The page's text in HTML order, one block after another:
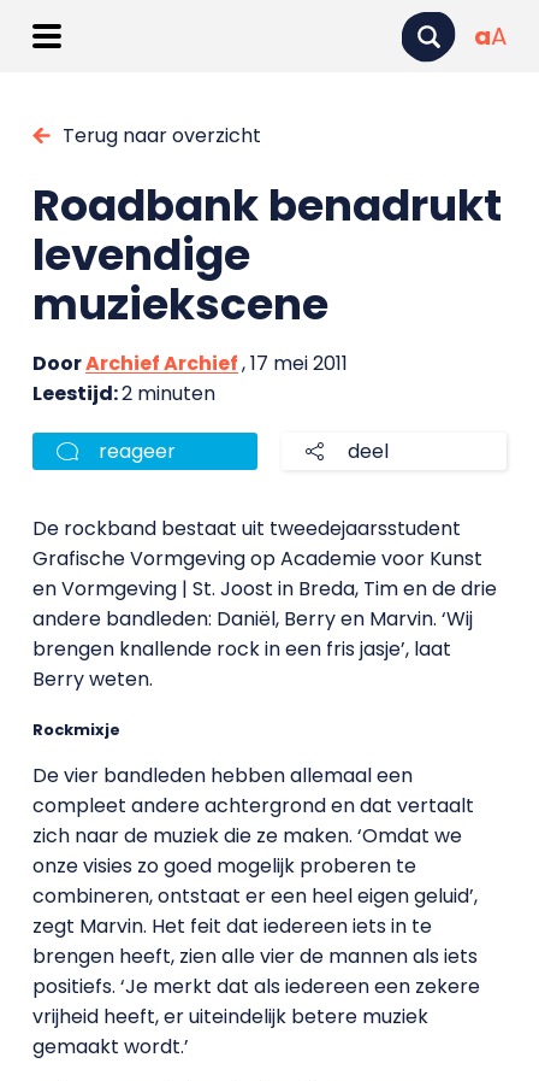
aA
Terug naar overzicht
Roadbank benadrukt
levendige
muziekscene
DoorArchief Archief, 17 mei 2011
Leestijd:2 minuten
reageer deel
De rockband bestaat uit tweedejaarsstudent
Grafische Vormgeving op Academie voor Kunst
en Vormgeving | St. Joost in Breda, Tim en de drie
andere bandleden: Daniël, Berry en Marvin. ‘Wij
brengen knallende rock in een fris jasje’, laat
Berry weten.
Rockmixje
De vier bandleden hebben allemaal een
compleet andere achtergrond en dat vertaalt
zich naar de muziek die ze maken. ‘Omdat we
onze visies zo goed mogelijk proberen te
combineren, ontstaat er een heel eigen geluid’,
zegt Marvin. Het feit dat iedereen iets in te
brengen heeft, zien alle vier de mannen als iets
positiefs. ‘Je merkt dat als iedereen een zekere
vrijheid heeft, er uiteindelijk betere muziek
gemaakt wordt.’